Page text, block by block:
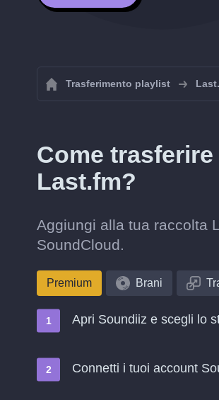
Trasferimento playlist
Come
Last.fm?
Aggiungi alla tua raccolta
SoundCloud.
Premium Brani
Apri Soundiiz e scegli lo
Connetti i tuoi account